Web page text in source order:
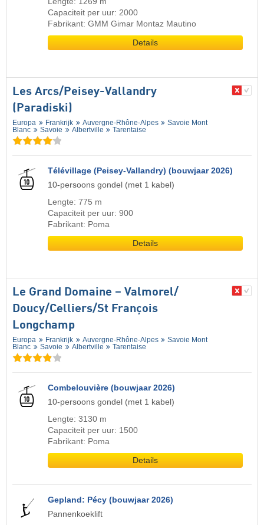
Capaciteit per uur: 2000
Fabrikant: GMM Gimar Montaz Mautino
Details
Les Arcs/​Peisey-Vallandry
(Paradiski)
Europa Frankrijk Auvergne-Rhône-Alpes
Savoie Mont
Blanc
Savoie Albertville Tarentaise
Télévillage (Peisey-Vallandry) (bouwjaar 2026)
10-persoons gondel (met 1 kabel)
Lengte: 775 m
Capaciteit per uur: 900
Fabrikant: Poma
Details
Le Grand Domaine – Valmorel/​
Doucy/​Celliers/​St François
Longchamp
Europa Frankrijk Auvergne-Rhône-Alpes
Savoie Mont
Blanc
Savoie Albertville Tarentaise
Combelouvière (bouwjaar 2026)
10-persoons gondel (met 1 kabel)
Lengte: 3130 m
Capaciteit per uur: 1500
Fabrikant: Poma
Details
Gepland: Pécy (bouwjaar 2026)
Pannenkoeklift